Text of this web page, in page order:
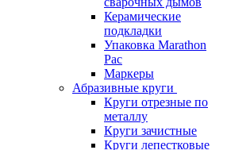
Керамические
подкладки
Упаковка Marathon
Pac
Маркеры
Абразивные круги
Круги отрезные по
металлу
Круги зачистные
Круги лепестковые